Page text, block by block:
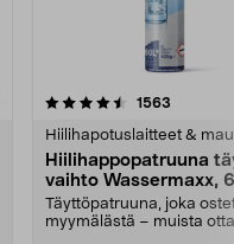
1563
Hiilihapotuslaitteet &
Hiilihappopatruuna
vaihto Wassermaxx,
Täyttöpatruuna, joka
myymälästä – muista
4.5viidestä